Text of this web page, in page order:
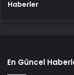
Haberler
En Güncel